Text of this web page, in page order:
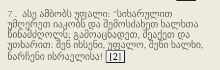
7 . ასე ამბობს უფალი: "სიხარულით
უმღერეთ იაკობს და შემოსძახეთ ხალხთა
წინამძღოლს; გამოაცხადეთ, შეაქეთ და
უთხარით: შენ იხსენი, უფალო, შენი ხალხი,
ნარჩენი ისრაელისა!
[2]